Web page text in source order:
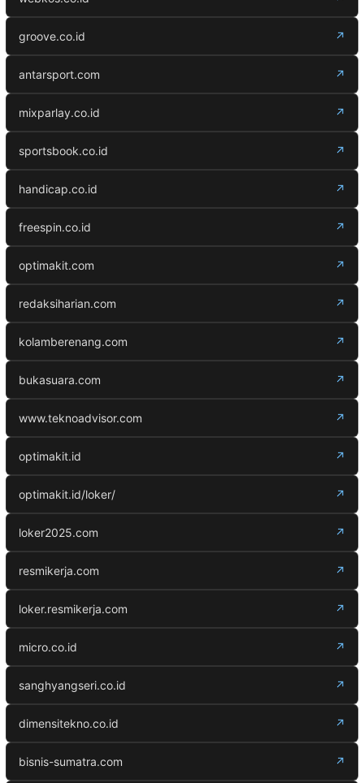
groove.co.id ↗
antarsport.com ↗
mixparlay.co.id ↗
sportsbook.co.id ↗
handicap.co.id ↗
freespin.co.id ↗
optimakit.com ↗
redaksiharian.com ↗
kolamberenang.com ↗
bukasuara.com ↗
www.teknoadvisor.com ↗
optimakit.id ↗
optimakit.id/loker/ ↗
loker2025.com ↗
resmikerja.com ↗
loker.resmikerja.com ↗
micro.co.id ↗
sanghyangseri.co.id ↗
dimensitekno.co.id ↗
bisnis-sumatra.com ↗